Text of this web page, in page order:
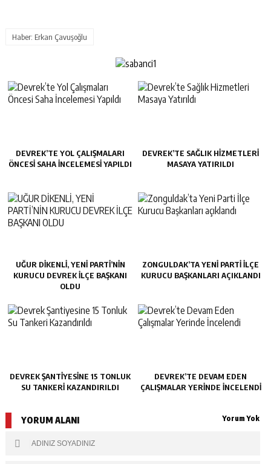
Haber: Erkan Çavuşoğlu
DEVREK’TE YOL ÇALIŞMALARI
ÖNCESI SAHA İNCELEMESI YAPILDI
DEVREK’TE SAĞLIK HIZMETLERI
MASAYA YATIRILDI
UĞUR DİKENLİ, YENİ PARTİ’NİN
KURUCU DEVREK İLÇE BAŞKANI
OLDU
ZONGULDAK’TA YENI PARTI İLÇE
KURUCU BAŞKANLARI AÇIKLANDI
DEVREK ŞANTIYESINE 15 TONLUK
SU TANKERI KAZANDIRILDI
DEVREK’TE DEVAM EDEN
ÇALIŞMALAR YERINDE İNCELENDI
YORUM ALANI Yorum Yok